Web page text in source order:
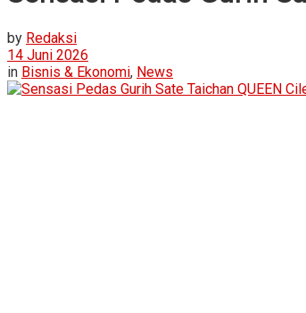
by Redaksi
14 Juni 2026
in Bisnis & Ekonomi, News